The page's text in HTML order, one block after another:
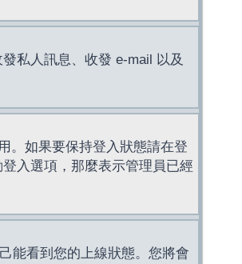
私人訊息、收發 e-mail 以及
。如果要保持登入狀態請在登
入選項，那麼表示管理員已經
能看到您的上線狀態。您將會